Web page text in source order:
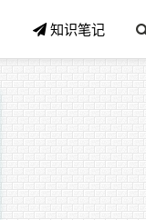
知识笔记